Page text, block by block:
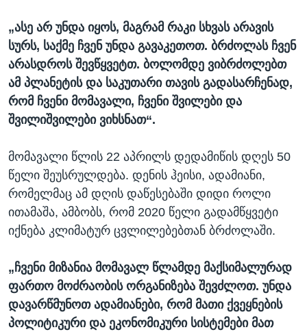
„ასე არ უნდა იყოს, მაგრამ რაკი სხვას არავის
სურს, საქმე ჩვენ უნდა გავაკეთოთ. ბრძოლას ჩვენ
არასდროს შევწყვეტთ. ბოლომდე ვიბრძოლებთ
ამ პლანეტის და საკუთარი თავის გადასარჩენად,
რომ ჩვენი მომავალი, ჩვენი შვილები და
შვილიშვილები ვიხსნათ“.
მომავალი წლის 22 აპრილს დედამიწის დღეს 50
წელი შეუსრულდება. დენის ჰეისი, ადამიანი,
რომელმაც ამ დღის დაწესებაში დიდი როლი
ითამაშა, ამბობს, რომ 2020 წელი გადამწყვეტი
იქნება კლიმატურ ცვლილებებთან ბრძოლაში.
„ჩვენი მიზანია მომავალ წლამდე მაქსიმალურად
ფართო მოძრაობის ორგანიზება შევძლოთ. უნდა
დავარწმუნოთ ადამიანები, რომ მათი ქვეყნების
პოლიტიკური და ეკონომიკური სისტემები მათ